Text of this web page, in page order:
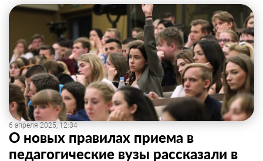
6 апреля 2025, 12:34
О новых правилах приема в
педагогические вузы рассказали в